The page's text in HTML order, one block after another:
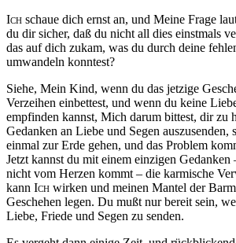
Ich schaue dich ernst an, und Meine Frage
du dir sicher, daß du nicht all dies einstmals
das auf dich zukam, was du durch deine
umwandeln konntest?
Siehe, Mein Kind, wenn du das jetzige
Verzeihen einbettest, und wenn du keine
empfinden kannst, Mich darum bittest, dir zu
Gedanken an Liebe und Segen auszusenden,
einmal zur Erde gehen, und das Problem
Jetzt kannst du mit einem einzigen Gedanken
nicht vom Herzen kommt – die karmische
kann Ich wirken und meinen Mantel der
Geschehen legen. Du mußt nur bereit sein,
Liebe, Friede und Segen zu senden.